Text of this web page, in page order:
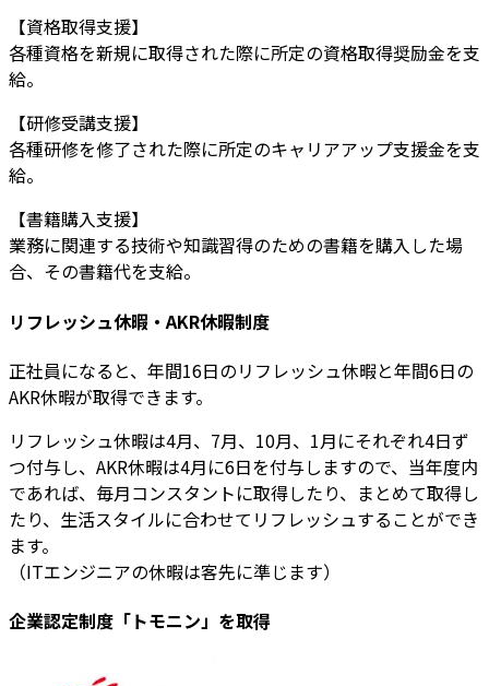
【資格取得支援】
各種資格を新規に取得された際に所定の資格取得奨励金を支
給。
【研修受講支援】
各種研修を修了された際に所定のキャリアアップ支援金を支
給。
【書籍購入支援】
業務に関連する技術や知識習得のための書籍を購入した場
合、その書籍代を支給。
リフレッシュ休暇・AKR休暇制度
正社員になると、年間16日のリフレッシュ休暇と年間6日の
AKR休暇が取得できます。
リフレッシュ休暇は4月、7月、10月、1月にそれぞれ4日ず
つ付与し、AKR休暇は4月に6日を付与しますので、当年度内
であれば、毎月コンスタントに取得したり、まとめて取得し
たり、生活スタイルに合わせてリフレッシュすることができ
ます。
（ITエンジニアの休暇は客先に準じます）
企業認定制度「トモニン」を取得